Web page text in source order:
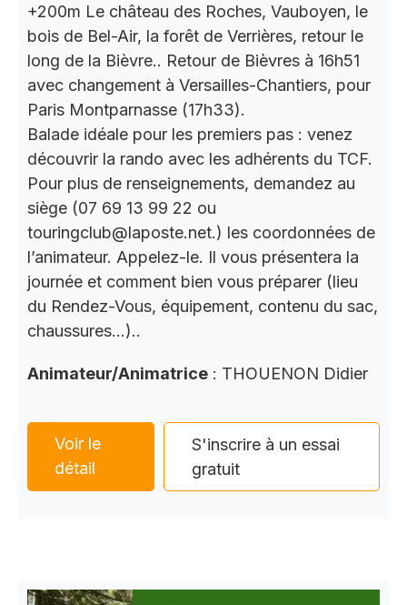
+200m Le château des Roches, Vauboyen, le
bois de Bel-Air, la forêt de Verrières, retour le
long de la Bièvre.. Retour de Bièvres à 16h51
avec changement à Versailles-Chantiers, pour
Paris Montparnasse (17h33).
Balade idéale pour les premiers pas : venez
découvrir la rando avec les adhérents du TCF.
Pour plus de renseignements, demandez au
siège (07 69 13 99 22 ou
touringclub@laposte.net.) les coordonnées de
l’animateur. Appelez-le. Il vous présentera la
journée et comment bien vous préparer (lieu
du Rendez-Vous, équipement, contenu du sac,
chaussures…)..
Animateur/Animatrice : THOUENON Didier
Voir le
détail
S'inscrire à un essai
gratuit